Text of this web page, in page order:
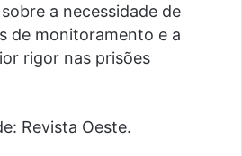
a necessidade de
de monitoramento e a
rigor nas prisões
Revista Oeste.